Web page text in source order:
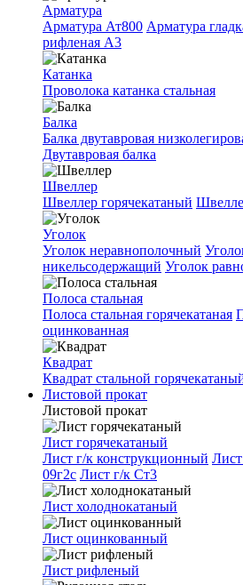
Арматура
Арматура Ат800 Арматура
рифленая A3
Катанка
Проволока катанка стальная
Балка
Балка двутавровая
Двутавровая балка
Швеллер
Швеллер горячекатаный
Уголок
Уголок неравнополочный
никельсодержащий Уголок
Полоса стальная
Полоса стальная горячекатаная
оцинкованная
Квадрат
Квадрат стальной
Листовой прокат
Листовой прокат
Лист горячекатаный
Лист г/к конструкционный
09г2с Лист г/к Ст3
Лист холоднокатаный
Лист оцинкованный
Лист рифленый